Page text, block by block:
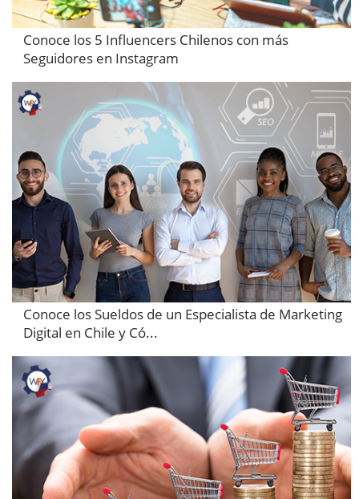
Conoce los 5 Influencers Chilenos con más
Seguidores en Instagram
Conoce los Sueldos de un Especialista de Marketing
Digital en Chile y Có...